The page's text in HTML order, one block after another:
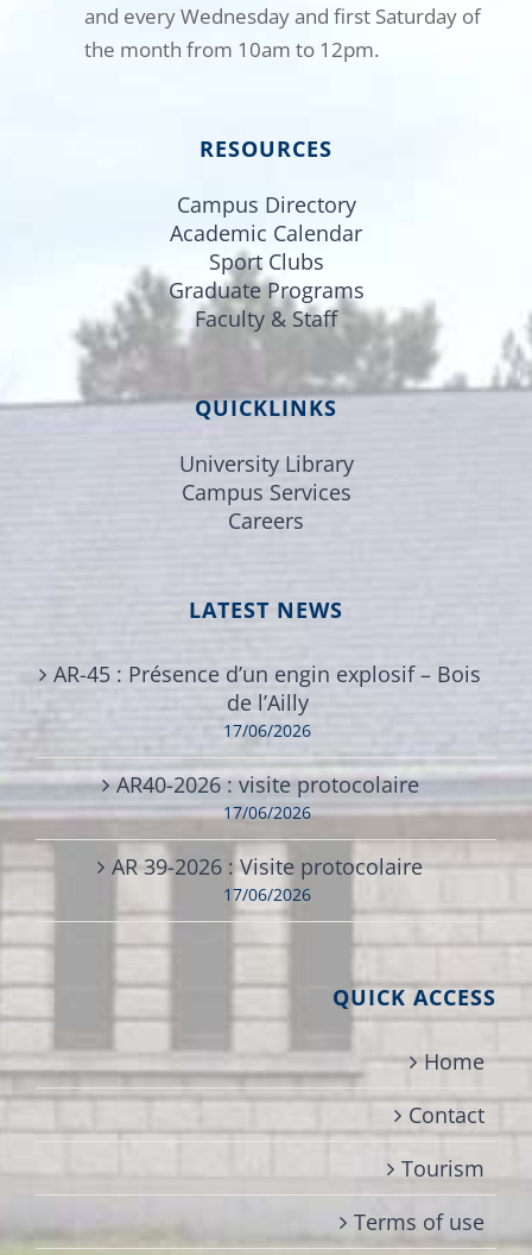
and every Wednesday and first Saturday of
the month from 10am to 12pm.
RESOURCES
Campus Directory
Academic Calendar
Sport Clubs
Graduate Programs
Faculty & Staff
QUICKLINKS
University Library
Campus Services
Careers
LATEST NEWS
AR-45 : Présence d’un engin explosif – Bois
de l’Ailly
17/06/2026
AR40-2026 : visite protocolaire
17/06/2026
AR 39-2026 : Visite protocolaire
17/06/2026
QUICK ACCESS
Home
Contact
Tourism
Terms of use